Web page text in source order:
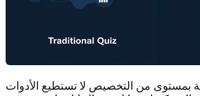
بمستوى من التخصيص لا تستطيع الأدوات